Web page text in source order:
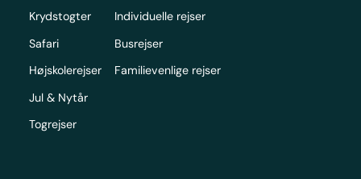
Krydstogter
Safari
Højskolerejser
Jul & Nytår
Togrejser
Individuelle rejser
Busrejser
Familievenlige rejser